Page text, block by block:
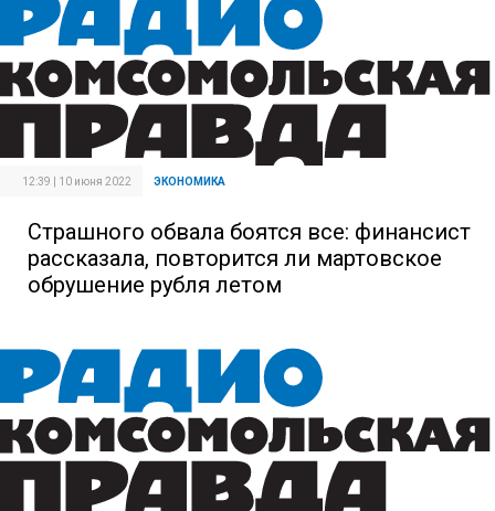
12:39 | 10 июня 2022 ЭКОНОМИКА
Страшного обвала боятся все: финансист
рассказала, повторится ли мартовское
обрушение рубля летом